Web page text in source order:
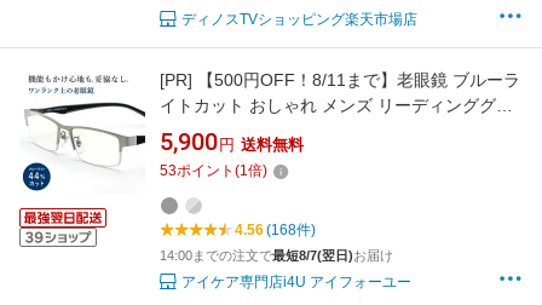
ディノスTVショッピング楽天市場店
[PR]
【500円OFF！8/11まで】老眼鏡 ブルーラ
イトカット おしゃれ メンズ リーディンググラ
ス UVカット シニアグラス ランチェッティ LC-
R506
5,900 円 送料無料
53ポイント (1倍)
4.56(168件)
14:00までの注文で最短8/7(翌日)お届け
アイケア専門店i4U アイフォーユー